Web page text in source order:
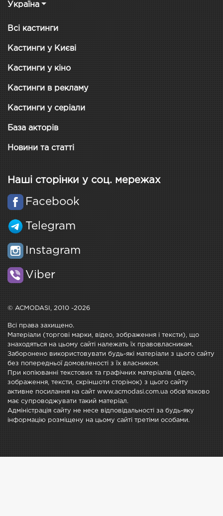
Україна
Всі кастинги
Кастинги у Києві
Кастинги у кіно
Кастинги в рекламу
Кастинги у серіали
База акторів
Новини та статті
Наші сторінки у соц. мережах
Facebook
Telegram
Instagram
Viber
© ACMODASI, 2010 -2026
Всі права захищено.
Матеріали (торгові марки, відео, зображення і тексти), що
знаходяться на цьому сайті належать їх правовласникам.
Заборонено використовувати будь-які матеріали з цього сайту
без попередньої домовленості з їх власником.
При копіюванні текстових та графічних матеріалів (відео,
зображення, тексти, скріншоти сторінок) з цього сайту
активне посилання на сайт www.acmodasi.com.ua обов'язково
має супроводжувати такий матеріал.
Адміністрація сайту не несе відповідальності за будь-яку
інформацію розміщену на цьому сайті третіми особами.